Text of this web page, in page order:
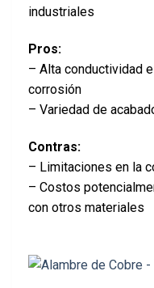
industriales
Pros:
– Alta conductividad
corrosión
– Variedad de
Contras:
– Limitaciones en la
– Costos
con otros materiales